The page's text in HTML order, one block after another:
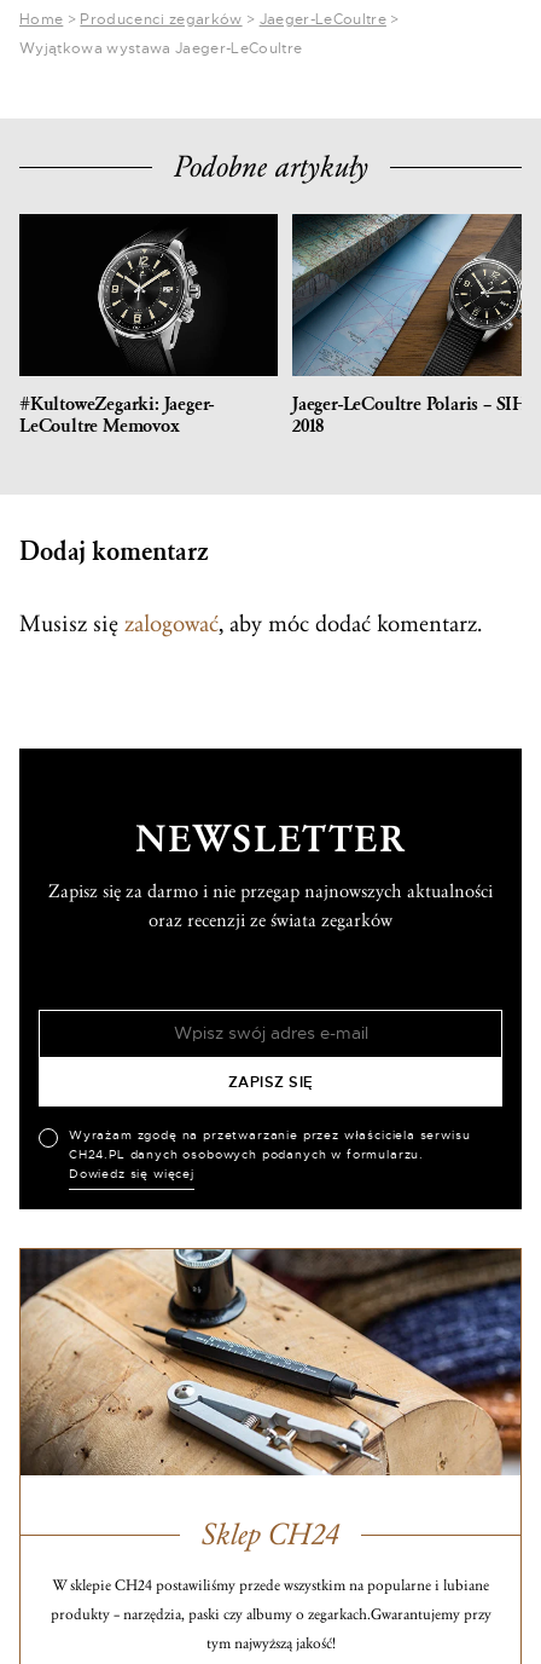
Home > Producenci zegarków > Jaeger-LeCoultre>
Wyjątkowa wystawa Jaeger-LeCoultre
Podobne artykuły
#KultoweZegarki: Jaeger-
LeCoultre Memovox
Jaeger-LeCoultre Polaris –
2018
Dodaj komentarz
Musisz się zalogować, aby móc dodać komentarz.
NEWSLETTER
Zapisz się za darmo i nie przegap najnowszych aktualności
oraz recenzji ze świata zegarków
Wyrażam zgodę na przetwarzanie przez właściciela serwisu
CH24.PL danych osobowych podanych w formularzu.
Dowiedz się więcej
Sklep CH24
W sklepie CH24 postawiliśmy przede wszystkim na popularne i lubiane
produkty – narzędzia, paski czy albumy o zegarkach.Gwarantujemy przy
tym najwyższą jakość!